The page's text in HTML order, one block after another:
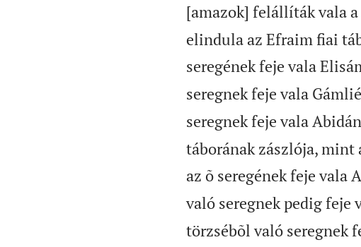
[amazok] felállíták vala
elindula az Efraim fiai
seregének feje vala
seregnek feje vala
seregnek feje vala
táborának zászlója, mint
az õ seregének feje vala
való seregnek pedig feje
törzsébõl való seregnek